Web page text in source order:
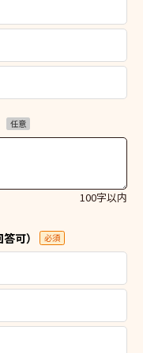
任意
100字以内
可） 必須